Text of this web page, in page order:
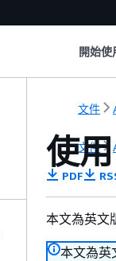
開始使
文件
文件
使
PDF
本文為英文
本文為英